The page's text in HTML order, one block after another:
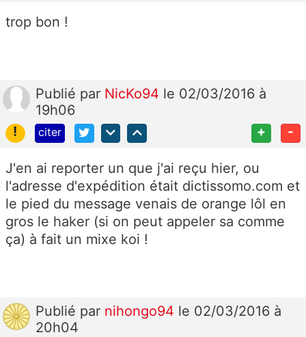
trop bon !
Publié par NicKo94 le 02/03/2016 à
19h06
!
citer + -
J'en ai reporter un que j'ai reçu hier, ou
l'adresse d'expédition était dictissomo.com et
le pied du message venais de orange lôl en
gros le haker (si on peut appeler sa comme
ça) à fait un mixe koi !
Publié par nihongo94 le 02/03/2016 à
20h04